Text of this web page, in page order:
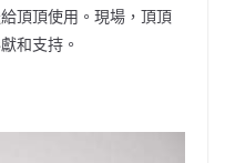
頂頂使用。現場，頂頂
和支持。